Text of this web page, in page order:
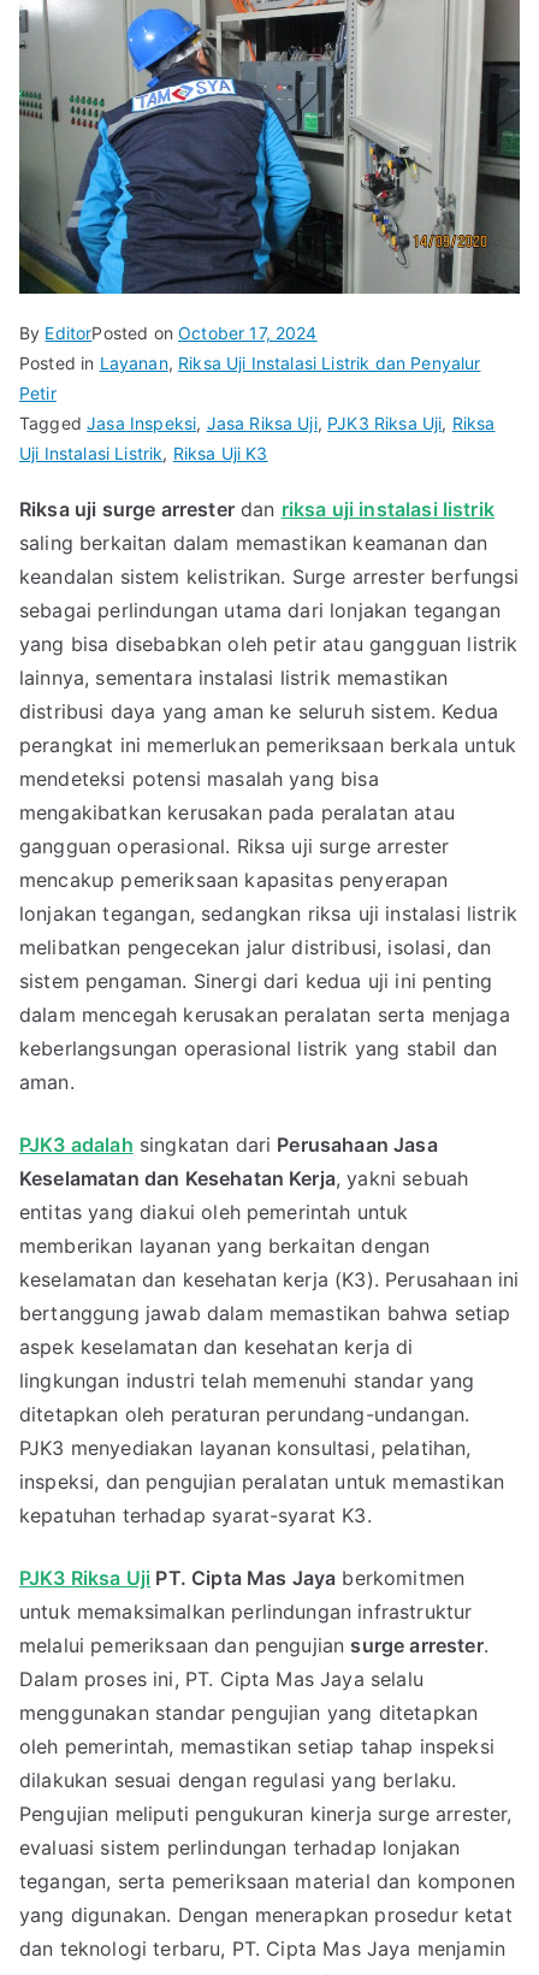
By EditorPosted onOctober 17, 2024
Posted in Layanan, Riksa Uji Instalasi Listrik dan Penyalur
Petir
TaggedJasa Inspeksi, Jasa Riksa Uji, PJK3 Riksa Uji, Riksa
Uji Instalasi Listrik, Riksa Uji K3
Riksa uji surge arresterdan riksa uji instalasi listrik
saling berkaitan dalam memastikan keamanan dan
keandalan sistem kelistrikan. Surge arrester berfungsi
sebagai perlindungan utama dari lonjakan tegangan
yang bisa disebabkan oleh petir atau gangguan listrik
lainnya, sementara instalasi listrik memastikan
distribusi daya yang aman ke seluruh sistem. Kedua
perangkat ini memerlukan pemeriksaan berkala untuk
mendeteksi potensi masalah yang bisa
mengakibatkan kerusakan pada peralatan atau
gangguan operasional. Riksa uji surge arrester
mencakup pemeriksaan kapasitas penyerapan
lonjakan tegangan, sedangkan riksa uji instalasi listrik
melibatkan pengecekan jalur distribusi, isolasi, dan
sistem pengaman. Sinergi dari kedua uji ini penting
dalam mencegah kerusakan peralatan serta menjaga
keberlangsungan operasional listrik yang stabil dan
aman.
PJK3 adalah singkatan dari Perusahaan Jasa
Keselamatan dan Kesehatan Kerja, yakni sebuah
entitas yang diakui oleh pemerintah untuk
memberikan layanan yang berkaitan dengan
keselamatan dan kesehatan kerja (K3). Perusahaan ini
bertanggung jawab dalam memastikan bahwa setiap
aspek keselamatan dan kesehatan kerja di
lingkungan industri telah memenuhi standar yang
ditetapkan oleh peraturan perundang-undangan.
PJK3 menyediakan layanan konsultasi, pelatihan,
inspeksi, dan pengujian peralatan untuk memastikan
kepatuhan terhadap syarat-syarat K3.
PJK3 Riksa Uji PT. Cipta Mas Jaya berkomitmen
untuk memaksimalkan perlindungan infrastruktur
melalui pemeriksaan dan pengujian surge arrester.
Dalam proses ini, PT. Cipta Mas Jaya selalu
menggunakan standar pengujian yang ditetapkan
oleh pemerintah, memastikan setiap tahap inspeksi
dilakukan sesuai dengan regulasi yang berlaku.
Pengujian meliputi pengukuran kinerja surge arrester,
evaluasi sistem perlindungan terhadap lonjakan
tegangan, serta pemeriksaan material dan komponen
yang digunakan. Dengan menerapkan prosedur ketat
dan teknologi terbaru, PT. Cipta Mas Jaya menjamin